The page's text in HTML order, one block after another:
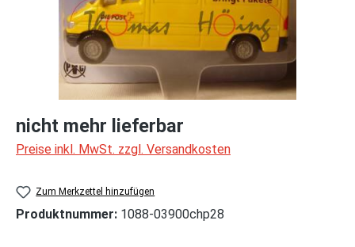
nicht mehr lieferbar
Preise inkl. MwSt. zzgl. Versandkosten
Zum Merkzettel hinzufügen
Produktnummer: 1088-03900chp28